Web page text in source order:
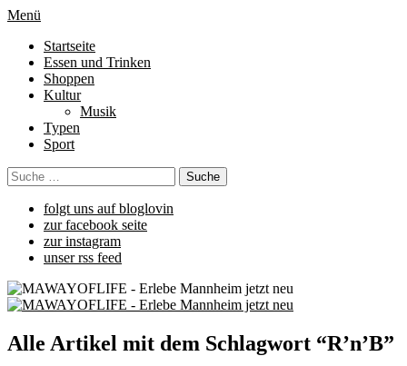
Menü
Startseite
Essen und Trinken
Shoppen
Kultur
Musik
Typen
Sport
folgt uns auf bloglovin
zur facebook seite
zur instagram
unser rss feed
Alle Artikel mit dem Schlagwort “R’n’B”